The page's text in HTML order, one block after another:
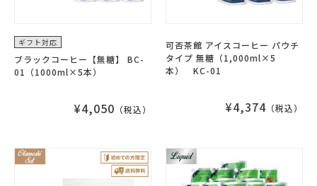
ギフト対応
ブラックコーヒー【無糖】 BC-
01（1000ml×5本）
¥4,050 （税込）
可否茶館 アイスコーヒー パウチ
タイプ 無糖（1,000ml×5
本） KC-01
¥4,374 （税込）